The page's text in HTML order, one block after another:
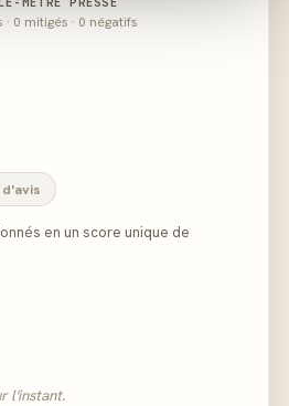
0 mitigés · 0 négatifs
en un score unique de
l'instant.